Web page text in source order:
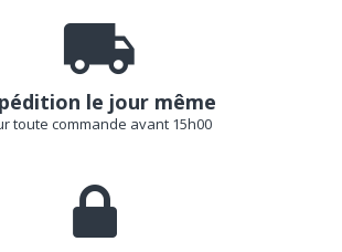
le jour même
toute commande avant 15h00